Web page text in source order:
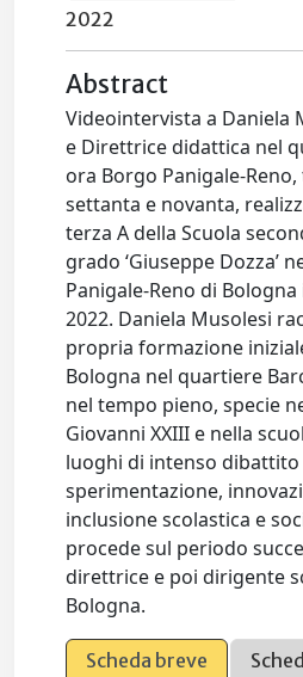
2022
Abstract
Videointervista a Daniela
e Direttrice didattica nel
ora Borgo Panigale-
settanta e novanta,
terza A della Scuola
grado ‘Giuseppe Dozza’
Panigale-Reno di
2022. Daniela Musolesi
propria formazione
Bologna nel quartiere
nel tempo pieno, specie
Giovanni XXIII e nella
luoghi di intenso dibattito
sperimentazione,
inclusione scolastica e
procede sul periodo
direttrice e poi dirigente
Bologna.
Scheda breve